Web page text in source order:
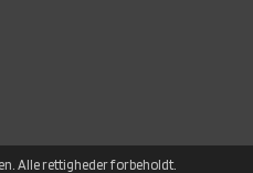
Alle rettigheder forbeholdt.